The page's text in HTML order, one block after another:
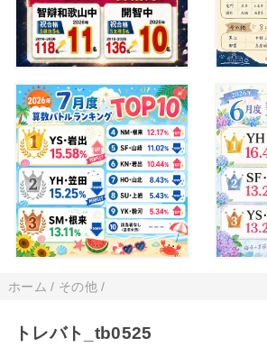
ホーム / その他/
トレバト_tb0525